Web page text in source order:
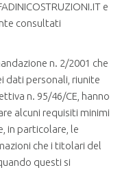
e
consultati
n. 2/2001 che
dati personali, riunite
n. 95/46/CE, hanno
alcuni requisiti minimi
in particolare, le
che i titolari del
questi si